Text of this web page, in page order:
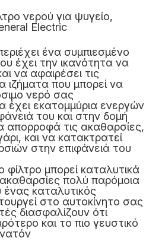
νερού για ψυγείο,
Electric
ένα συμπιεσμένο
έχει την ικανότητα να
να αφαιρέσει τις
ιζήματα που μπορεί να
νερό σας
έχει εκατομμύρια ενεργών
του και στην δομή
απορροφά τις ακαθαρσίες,
και να κατακτρατεί
στην επιφάνειά του
φίλτρο μπορεί καταλυτικά
πολύ παρόμοια
καταλυτικός
στο αυτοκίνητο σας
διασφαλίζουν ότι
και το πιο γευστικό